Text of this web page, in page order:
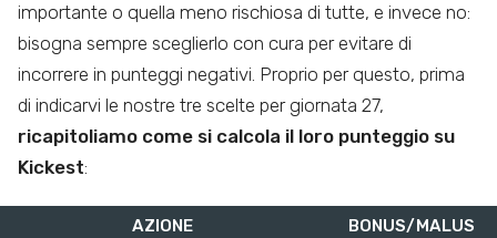
importante o quella meno rischiosa di tutte, e invece no:
bisogna sempre sceglierlo con cura per evitare di
incorrere in punteggi negativi. Proprio per questo, prima
di indicarvi le nostre tre scelte per giornata 27,
ricapitoliamo come si calcola il loro punteggio su
Kickest:
AZIONE
BONUS/MALUS